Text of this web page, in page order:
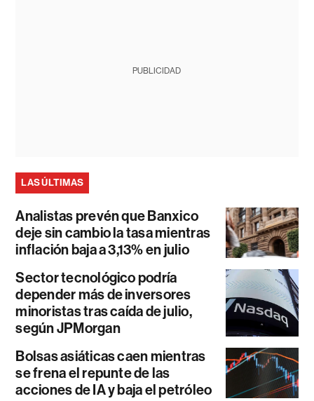
PUBLICIDAD
LAS ÚLTIMAS
Analistas prevén que Banxico
deje sin cambio la tasa mientras
inflación baja a 3,13% en julio
Sector tecnológico podría
depender más de inversores
minoristas tras caída de julio,
según JPMorgan
Bolsas asiáticas caen mientras
se frena el repunte de las
acciones de IA y baja el petróleo